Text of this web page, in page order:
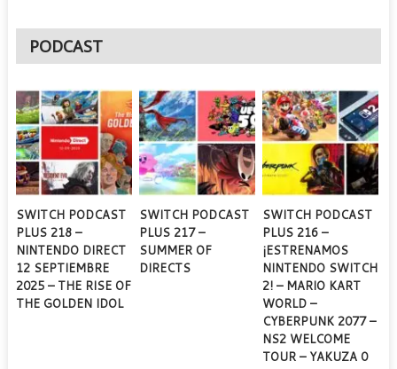
PODCAST
SWITCH PODCAST
PLUS 218 –
NINTENDO DIRECT
12 SEPTIEMBRE
2025 – THE RISE OF
THE GOLDEN IDOL
SWITCH PODCAST
PLUS 217 –
SUMMER OF
DIRECTS
SWITCH PODCAST
PLUS 216 –
¡ESTRENAMOS
NINTENDO SWITCH
2! – MARIO KART
WORLD –
CYBERPUNK 2077 –
NS2 WELCOME
TOUR – YAKUZA 0